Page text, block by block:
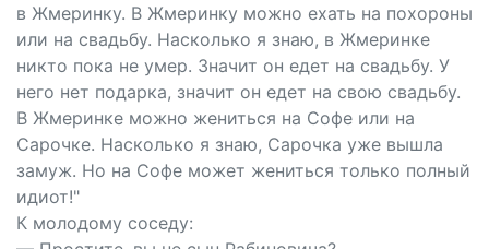
в Жмеринку. В Жмеринку можно ехать на похороны
или на свадьбу. Насколько я знаю, в Жмеринке
никто пока не умер. Значит он едет на свадьбу. У
него нет подарка, значит он едет на свою свадьбу.
В Жмеринке можно жениться на Софе или на
Сарочке. Насколько я знаю, Сарочка уже вышла
замуж. Но на Софе может жениться только полный
идиот!"
К молодому соседу: